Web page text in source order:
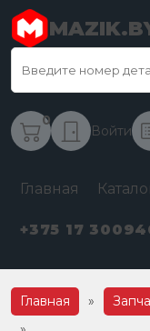
0
Войти
Главная
+375 17
Главная »